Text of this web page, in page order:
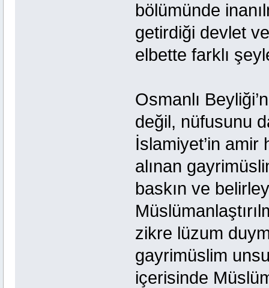
bölümünde
getirdiği devlet
elbette farklı
Osmanlı
değil, nüfusunu
İslamiyet’in amir
alınan
baskın ve
zikre lüzum
gayrimüslim
içerisinde